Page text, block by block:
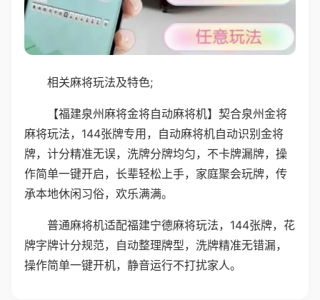
相关麻将玩法及特色;
【福建泉州麻将金将自动麻将机】契合泉州金将
麻将玩法，144张牌专用，自动麻将机自动识别金将
牌，计分精准无误，洗牌分牌均匀，不卡牌漏牌，操
作简单一键开启，长辈轻松上手，家庭聚会玩牌，传
承本地休闲习俗，欢乐满满。
普通麻将机适配福建宁德麻将玩法，144张牌，花
牌字牌计分规范，自动整理牌型，洗牌精准无错漏，
操作简单一键开机，静音运行不打扰家人。